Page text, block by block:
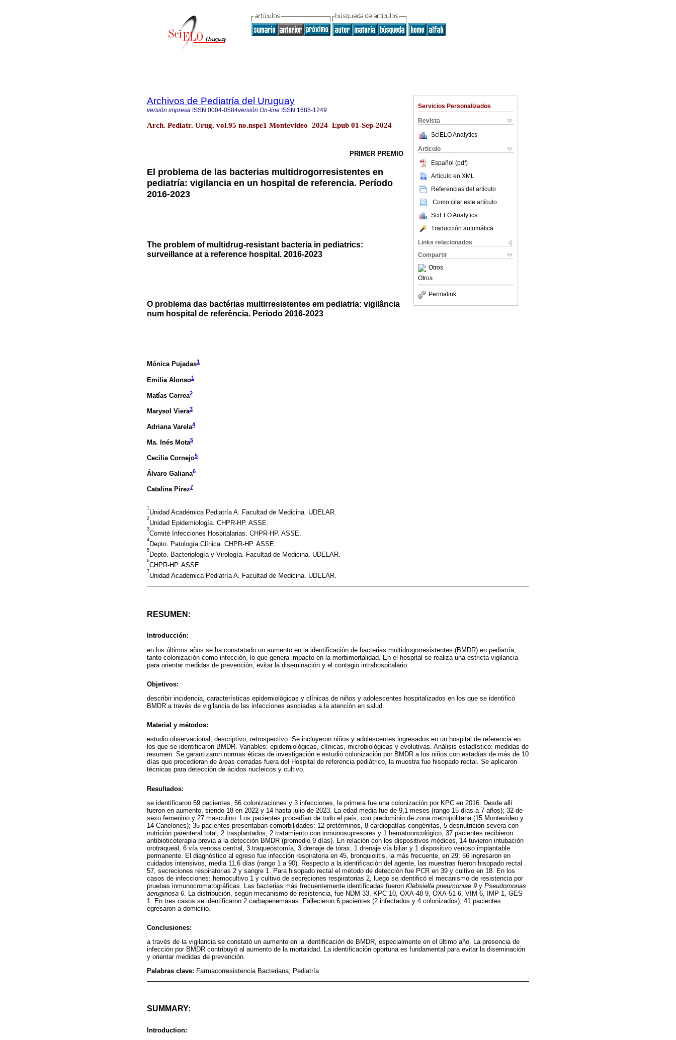
Servicios Personalizados
Revista
SciELO Analytics
Articulo
Español (pdf)
Articulo en XML
Referencias del artículo
Como citar este artículo
SciELO Analytics
Traducción automática
Links relacionados
Compartir
Otros
Otros
Permalink
Archivos de Pediatría del Uruguay
versión impresa ISSN 0004-0584versión On-line ISSN 1688-1249
Arch. Pediatr. Urug. vol.95 no.nspe1 Montevideo 2024 Epub 01-Sep-2024
PRIMER PREMIO
El problema de las bacterias multidrogorresistentes en
pediatría: vigilancia en un hospital de referencia. Período
2016-2023
The problem of multidrug-resistant bacteria in pediatrics:
surveillance at a reference hospital. 2016-2023
O problema das bactérias multirresistentes em pediatria: vigilância
num hospital de referência. Período 2016-2023
Mónica Pujadas1
Emilia Alonso1
Matías Correa2
Marysol Viera3
Adriana Varela4
Ma. Inés Mota5
Cecilia Cornejo5
Álvaro Galiana6
Catalina Pírez7
1
Unidad Académica Pediatría A. Facultad de Medicina. UDELAR.
2
Unidad Epidemiología. CHPR-HP. ASSE.
3
Comité Infecciones Hospitalarias. CHPR-HP. ASSE.
4
Depto. Patología Clínica. CHPR-HP. ASSE.
5
Depto. Bacteriología y Virología. Facultad de Medicina. UDELAR.
6
CHPR-HP. ASSE.
7
Unidad Académica Pediatría A. Facultad de Medicina. UDELAR.
RESUMEN:
Introducción:
en los últimos años se ha constatado un aumento en la identificación de bacterias multidrogorresistentes (BMDR) en pediatría,
tanto colonización como infección, lo que genera impacto en la morbimortalidad. En el hospital se realiza una estricta vigilancia
para orientar medidas de prevención, evitar la diseminación y el contagio intrahospitalario.
Objetivos:
describir incidencia, características epidemiológicas y clínicas de niños y adolescentes hospitalizados en los que se identificó
BMDR a través de vigilancia de las infecciones asociadas a la atención en salud.
Material y métodos:
estudio observacional, descriptivo, retrospectivo. Se incluyeron niños y adolescentes ingresados en un hospital de referencia en
los que se identificaron BMDR. Variables: epidemiológicas, clínicas, microbiológicas y evolutivas. Análisis estadístico: medidas de
resumen. Se garantizaron normas éticas de investigación e estudió colonización por BMDR a los niños con estadías de más de 10
días que procedieran de áreas cerradas fuera del Hospital de referencia pediátrico, la muestra fue hisopado rectal. Se aplicaron
técnicas para detección de ácidos nucleicos y cultivo.
Resultados:
se identificaron 59 pacientes, 56 colonizaciones y 3 infecciones, la primera fue una colonización por KPC en 2016. Desde allí
fueron en aumento, siendo 18 en 2022 y 14 hasta julio de 2023. La edad media fue de 9,1 meses (rango 15 días a 7 años); 32 de
sexo femenino y 27 masculino. Los pacientes procedían de todo el país, con predominio de zona metropolitana (15 Montevideo y
14 Canelones); 35 pacientes presentaban comorbilidades: 12 pretérminos, 8 cardiopatías congénitas, 5 desnutrición severa con
nutrición parenteral total, 2 trasplantados, 2 tratamiento con inmunosupresores y 1 hematooncológico; 37 pacientes recibieron
antibioticoterapia previa a la detección BMDR (promedio 9 días). En relación con los dispositivos médicos, 14 tuvieron intubación
orotraqueal, 6 vía venosa central, 3 traqueostomía, 3 drenaje de tórax, 1 drenaje vía biliar y 1 dispositivo venoso implantable
permanente. El diagnóstico al egreso fue infección respiratoria en 45, bronquiolitis, la más frecuente, en 29; 56 ingresaron en
cuidados intensivos, media 11,6 días (rango 1 a 90). Respecto a la identificación del agente, las muestras fueron hisopado rectal
57, secreciones respiratorias 2 y sangre 1. Para hisopado rectal el método de detección fue PCR en 39 y cultivo en 18. En los
casos de infecciones: hemocultivo 1 y cultivo de secreciones respiratorias 2, luego se identificó el mecanismo de resistencia por
pruebas inmunocromatográficas. Las bacterias más frecuentemente identificadas fueron Klebsiella pneumoniae 9 y Pseudomonas
aeruginosa 6 . La distribución, según mecanismo de resistencia, fue NDM 33, KPC 10, OXA-48 9, OXA-51 6, VIM 6, IMP 1, GES
1. En tres casos se identificaron 2 carbapenemasas. Fallecieron 6 pacientes (2 infectados y 4 colonizados); 41 pacientes
egresaron a domicilio.
Conclusiones:
a través de la vigilancia se constató un aumento en la identificación de BMDR, especialmente en el último año. La presencia de
infección por BMDR contribuyó al aumento de la mortalidad. La identificación oportuna es fundamental para evitar la diseminación
y orientar medidas de prevención.
Palabras clave: Farmacorresistencia Bacteriana; Pediatría
SUMMARY:
Introduction: